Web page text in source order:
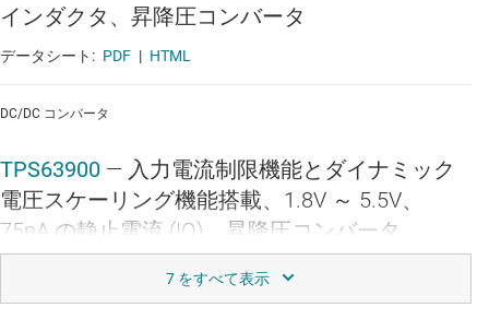
温度センサ・パッチ
温度センサ・パッチ
温度センサ・パッチ
インダクタ、昇降圧コンバータ
データシート: PDF | HTML
DC/DC コンバータ
TPS63900 — 入力電流制限機能とダイナミック
電圧スケーリング機能搭載、1.8V ～ 5.5V、
75nA の静止電流 (IQ)、昇降圧コンバータ
HTML